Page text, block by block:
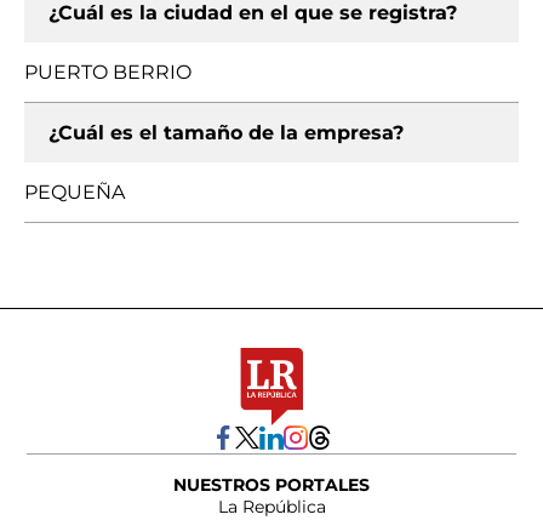
¿Cuál es la ciudad en el que se registra?
PUERTO BERRIO
¿Cuál es el tamaño de la empresa?
PEQUEÑA
NUESTROS PORTALES
La República